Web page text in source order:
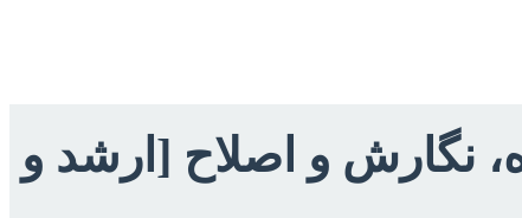
نگارش و اصلاح [ارشد و